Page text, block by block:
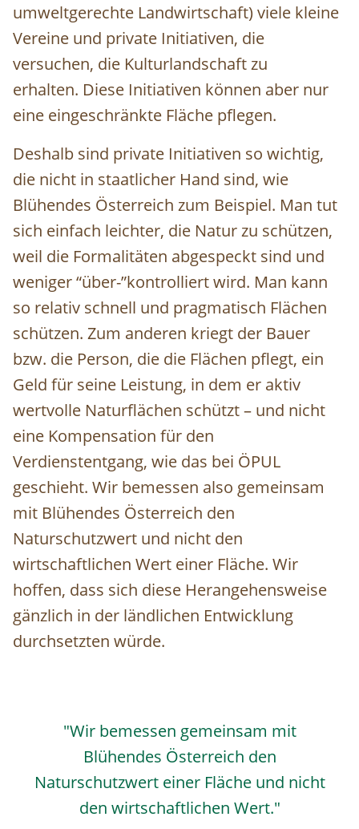
umweltgerechte Landwirtschaft) viele kleine
Vereine und private Initiativen, die
versuchen, die Kulturlandschaft zu
erhalten. Diese Initiativen können aber nur
eine eingeschränkte Fläche pflegen.
Deshalb sind private Initiativen so wichtig,
die nicht in staatlicher Hand sind, wie
Blühendes Österreich zum Beispiel. Man tut
sich einfach leichter, die Natur zu schützen,
weil die Formalitäten abgespeckt sind und
weniger “über-”kontrolliert wird. Man kann
so relativ schnell und pragmatisch Flächen
schützen. Zum anderen kriegt der Bauer
bzw. die Person, die die Flächen pflegt, ein
Geld für seine Leistung, in dem er aktiv
wertvolle Naturflächen schützt – und nicht
eine Kompensation für den
Verdienstentgang, wie das bei ÖPUL
geschieht. Wir bemessen also gemeinsam
mit Blühendes Österreich den
Naturschutzwert und nicht den
wirtschaftlichen Wert einer Fläche. Wir
hoffen, dass sich diese Herangehensweise
gänzlich in der ländlichen Entwicklung
durchsetzten würde.
"Wir bemessen gemeinsam mit
Blühendes Österreich den
Naturschutzwert einer Fläche und nicht
den wirtschaftlichen Wert."